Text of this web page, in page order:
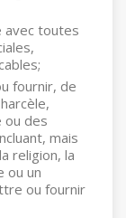
avec toutes
fournir, de
ou des
mais
religion, la
ou un
ou fournir